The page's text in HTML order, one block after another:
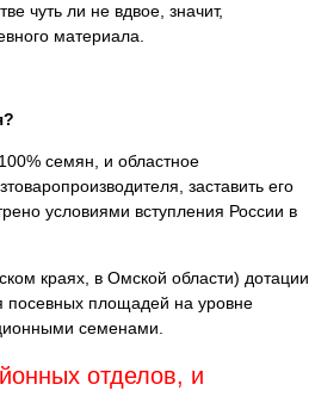
чуть ли не вдвое, значит,
материала.
семян, и областное
заставить его
условиями вступления России в
краях, в Омской области) дотации
посевных площадей на уровне
семенами.
отделов, и